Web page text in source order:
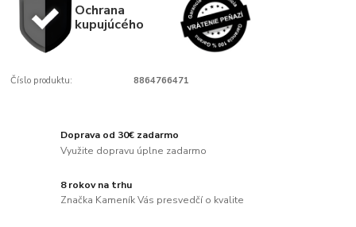
Ochrana
kupujúcého
Číslo produktu: 8864766471
Doprava od 30€ zadarmo
Využite dopravu úplne zadarmo
8 rokov na trhu
Značka Kameník Vás presvedčí o kvalite